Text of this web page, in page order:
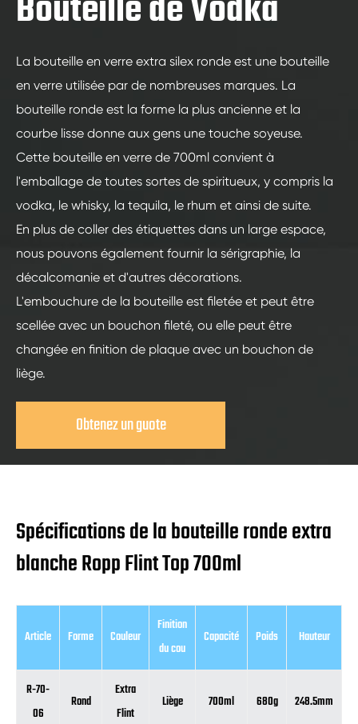
La bouteille en verre extra silex ronde est une bouteille
en verre utilisée par de nombreuses marques. La
bouteille ronde est la forme la plus ancienne et la
courbe lisse donne aux gens une touche soyeuse.
Cette bouteille en verre de 700ml convient à
l'emballage de toutes sortes de spiritueux, y compris la
vodka, le whisky, la tequila, le rhum et ainsi de suite.
En plus de coller des étiquettes dans un large espace,
nous pouvons également fournir la sérigraphie, la
décalcomanie et d'autres décorations.
L'embouchure de la bouteille est filetée et peut être
scellée avec un bouchon fileté, ou elle peut être
changée en finition de plaque avec un bouchon de
liège.
Obtenez un guote
Spécifications de la bouteille ronde extra
blanche Ropp Flint Top 700ml
Article Forme Couleur
Finition
du cou
Capacité Poids Hauteur
R-70-
06
Rond
Extra
Flint
Liège 700ml 680g 248.5mm